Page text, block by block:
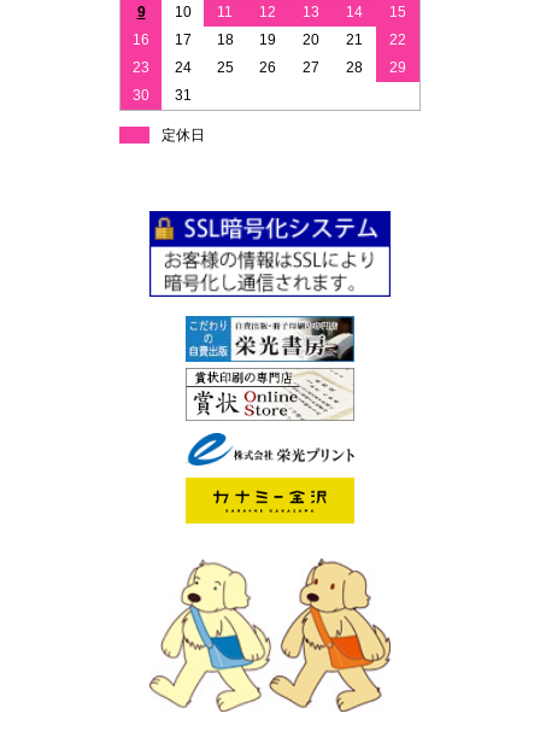
9
10 11 12 13 14
15
16
17 18 19 20 21
22
23
24 25 26 27 28
29
30
31
定休日